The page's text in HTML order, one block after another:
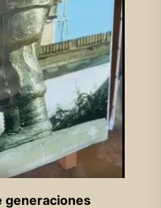
generaciones